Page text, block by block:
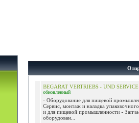
BEGARAT VERTRIEBS - UND
обновленный
- Оборудование для пищевой
Сервис, монтаж и наладка
и для пищевой промышленности -
оборудован...